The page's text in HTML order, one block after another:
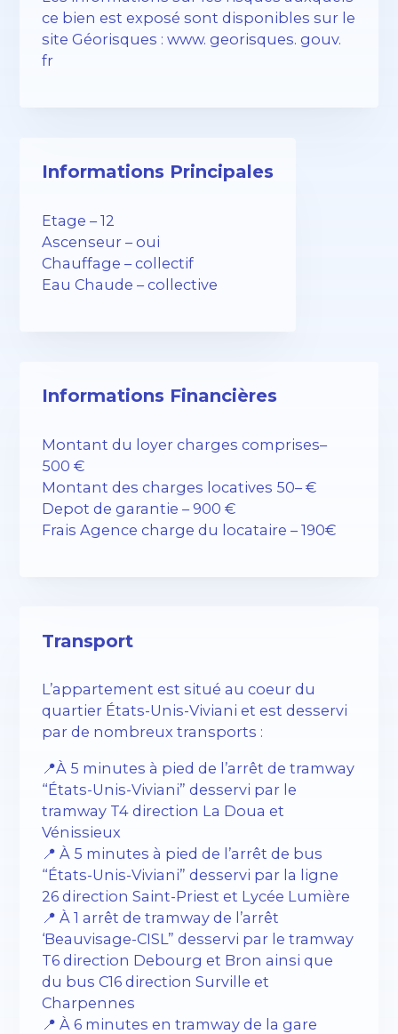
ce bien est exposé sont disponibles sur le
site Géorisques : www. georisques. gouv.
fr
Informations Principales
Etage – 12
Ascenseur – oui
Chauffage – collectif
Eau Chaude – collective
Informations Financières
Montant du loyer charges comprises–
500 €
Montant des charges locatives 50– €
Depot de garantie – 900 €
Frais Agence charge du locataire – 190€
Transport
L’appartement est situé au coeur du
quartier États-Unis-Viviani et est desservi
par de nombreux transports :
📍À 5 minutes à pied de l’arrêt de tramway
“États-Unis-Viviani” desservi par le
tramway T4 direction La Doua et
Vénissieux
📍 À 5 minutes à pied de l’arrêt de bus
“États-Unis-Viviani” desservi par la ligne
26 direction Saint-Priest et Lycée Lumière
📍 À 1 arrêt de tramway de l’arrêt
‘Beauvisage-CISL” desservi par le tramway
T6 direction Debourg et Bron ainsi que
du bus C16 direction Surville et
Charpennes
📍 À 6 minutes en tramway de la gare